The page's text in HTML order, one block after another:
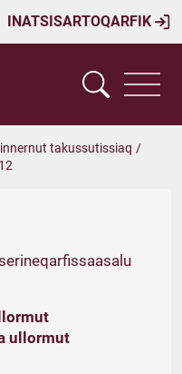
INATSISARTOQARFIK
takussutissiaq /
12
ullormut